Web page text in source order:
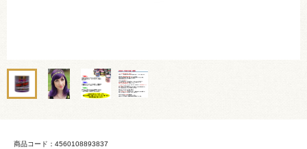
商品コード：4560108893837